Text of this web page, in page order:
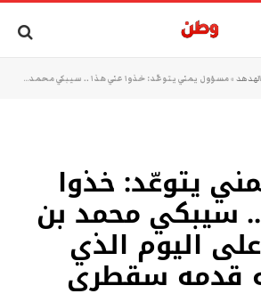
الهدهد »مسؤول يمني يتوعّد: خذوا عني هذا .. سيبكي محمد بن زايد ندماً على اليوم الذي وطأت فيه قدمه سقطرى
يتوعّد: خذوا
سيبكي محمد بن
اليوم الذي
قدمه سقطرى